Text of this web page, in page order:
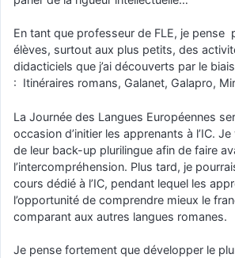
En tant que professeur de FLE, je pense
élèves, surtout aux plus petits, des
didacticiels que j’ai découverts par le
: Itinéraires romans, Galanet, Galapro,
La Journée des Langues Européennes
occasion d’initier les apprenants à l’IC.
de leur back-up plurilingue afin de faire
l’intercompréhension. Plus tard, je
cours dédié à l’IC, pendant lequel les
l’opportunité de comprendre mieux le
comparant aux autres langues romanes.
Je pense fortement que développer le